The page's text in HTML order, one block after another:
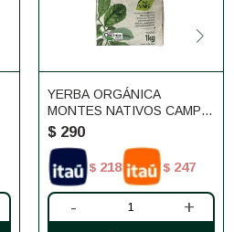
YERBA ORGÁNICA
MONTES NATIVOS CAMPO
CLARO 1KG.
$ 290
$ 218 $ 247
- +